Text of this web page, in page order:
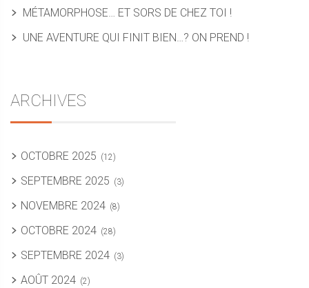
MÉTAMORPHOSE… ET SORS DE CHEZ TOI !
UNE AVENTURE QUI FINIT BIEN…? ON PREND !
ARCHIVES
OCTOBRE 2025 (12)
SEPTEMBRE 2025 (3)
NOVEMBRE 2024 (8)
OCTOBRE 2024 (28)
SEPTEMBRE 2024 (3)
AOÛT 2024 (2)